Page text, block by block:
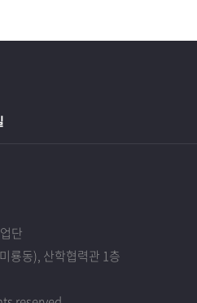
단
룡동), 산학협력관 1층